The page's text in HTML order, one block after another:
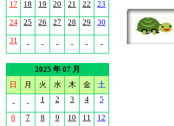
17 18 19 20 21 22 23
24 25 26 27 28 29 30
31 - - - - - -
2025 年 07 月
日
月 火 水 木 金 土
- - 1 2 3 4 5
6 7 8 9 10 11 12